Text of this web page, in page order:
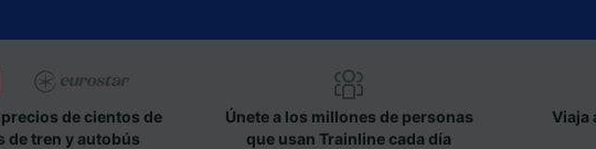
de cientos de
de tren y autobús
Únete a los millones de personas
que usan Trainline cada día
Viaja